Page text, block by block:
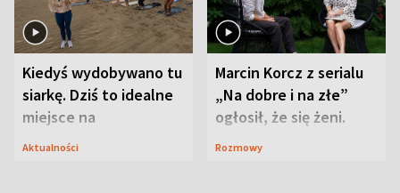
Kiedyś wydobywano tu
siarkę. Dziś to idealne
miejsce na
wypoczynek
Aktualności
Marcin Korcz z serialu
„Na dobre i na złe”
ogłosił, że się żeni.
Zdradził, co zmienił
Rozmowy